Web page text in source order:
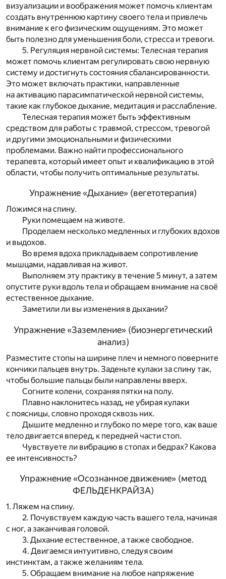
визуализации и воображения может помочь клиентам
создать внутреннюю картину своего тела и привлечь
внимание к его физическим ощущениям. Это может
быть полезно для уменьшения боли, стресса и тревоги.
5. Регуляция нервной системы: Телесная терапия
может помочь клиентам регулировать свою нервную
систему и достигнуть состояния сбалансированности.
Это может включать практики, направленные
на активацию парасимпатической нервной системы,
такие как глубокое дыхание, медитация и расслабление.
Телесная терапия может быть эффективным
средством для работы с травмой, стрессом, тревогой
и другими эмоциональными и физическими
проблемами. Важно найти профессионального
терапевта, который имеет опыт и квалификацию в этой
области, чтобы получить оптимальные результаты.
Упражнение «Дыхание» (вегетотерапия)
Ложимся на спину.
Руки помещаем на животе.
Проделаем несколько медленных и глубоких вдохов
и выдохов.
Во время вдоха прикладываем сопротивление
мышцами, надавливая на живот.
Выполняем эту практику в течение 5 минут, а затем
опустите руки вдоль тела и обращаем внимание на своё
естественное дыхание.
Заметили ли вы изменения в дыхании?
Упражнение «Заземление» (биоэнергетический
анализ)
Разместите стопы на ширине плеч и немного поверните
кончики пальцев внутрь. Заденьте кулаки за спину так,
чтобы большие пальцы были направлены вверх.
Согните колени, сохраняя пятки на полу.
Плавно наклонитесь назад, не убирая кулаки
с поясницы, словно проходя сквозь них.
Дышите медленно и глубоко по мере того, как ваше
тело двигается вперед, к передней части стоп.
Чувствуете ли вибрацию в стопах и бедрах? Какова
ее интенсивность?
Упражнение «Осознанное движение» (метод
ФЕЛЬДЕНКРАЙЗА)
1. Ляжем на спину.
2. Почувствуем каждую часть вашего тела, начиная
с ног, а заканчивая головой.
3. Дыхание естественное, а также свободное.
4. Двигаемся интуитивно, следуя своим
инстинктам, а также желаниям тела.
5. Обращаем внимание на любое напряжение